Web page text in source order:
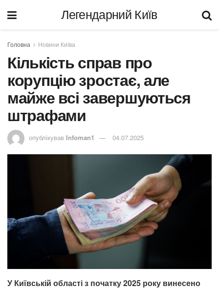
Легендарний Київ
Головна Новини Київа
Кількість справ про
корупцію зростає, але
майже всі завершуються
штрафами
опублікував Infoman1 04.07.2025
У Київській області з початку 2025 року винесено